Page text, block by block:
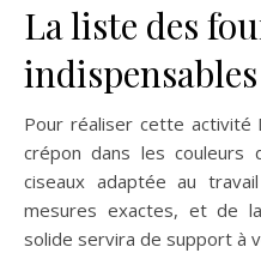
La liste des
indispensables
Pour réaliser cette activité
crépon dans les
ciseaux adaptée au
mesures exactes, et de
solide servira de support à